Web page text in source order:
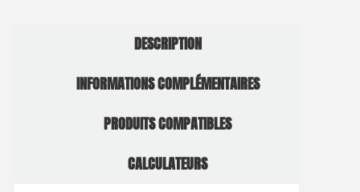
DESCRIPTION
INFORMATIONS COMPLÉMENTAIRES
PRODUITS COMPATIBLES
CALCULATEURS